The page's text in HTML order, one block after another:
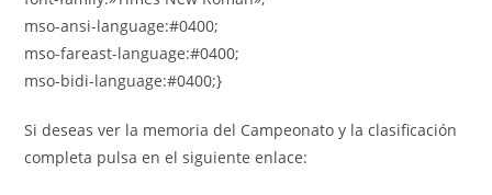
mso-ansi-language:#0400;
mso-fareast-language:#0400;
mso-bidi-language:#0400;}
Si deseas ver la memoria del Campeonato y la clasificación
completa pulsa en el siguiente enlace: